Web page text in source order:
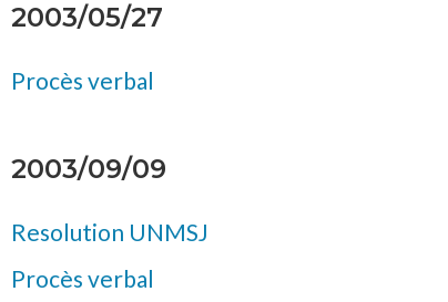
2003/05/27
Procès verbal
2003/09/09
Resolution UNMSJ
Procès verbal